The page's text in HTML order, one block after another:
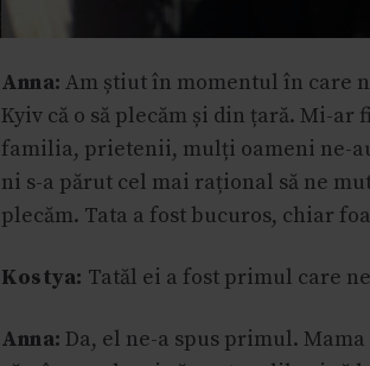
Anna:Am știut în momentul în care
Kyiv că o să plecăm și din țară. Mi-ar
familia, prietenii, mulți oameni ne-
ni s-a părut cel mai rațional să ne
plecăm. Tata a fost bucuros, chiar
Kostya: Tatăl ei a fost primul care
Anna:Da, el ne-a spus primul.